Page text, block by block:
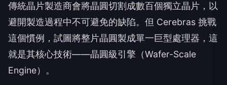
傳統晶片製造商會將晶圓切割成數百個獨立晶片，以
避開製造過程中不可避免的缺陷。但 Cerebras 挑戰
這個慣例，試圖將整片晶圓製成單一巨型處理器，這
就是其核心技術——晶圓級引擎（Wafer-Scale
Engine）。